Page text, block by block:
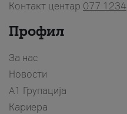
Контакт центар 077 1234
Профил
За нас
Новости
А1 Групација
Кариера